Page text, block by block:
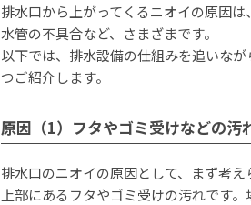
排水口から上がってくるニオイの原因
水管の不具合など、さまざまです。
以下では、排水設備の仕組みを追いな
つご紹介します。
原因（1）フタやゴミ受けなどの汚
排水口のニオイの原因として、まず考
上部にあるフタやゴミ受けの汚れです